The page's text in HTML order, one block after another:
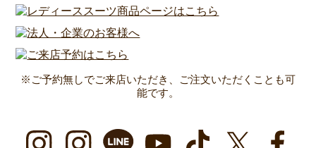
※ご予約無しでご来店いただき、ご注文いただくことも可
能です。